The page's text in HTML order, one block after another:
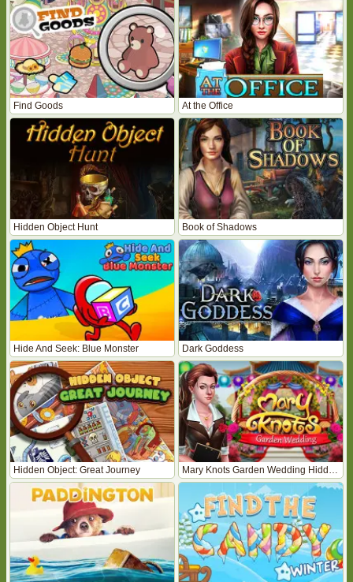
Find Goods At the Office
Hidden Object Hunt Book of Shadows
Hide And Seek: Blue Monster Dark Goddess
Hidden Object: Great Journey Mary Knots Garden Wedding Hidden Object